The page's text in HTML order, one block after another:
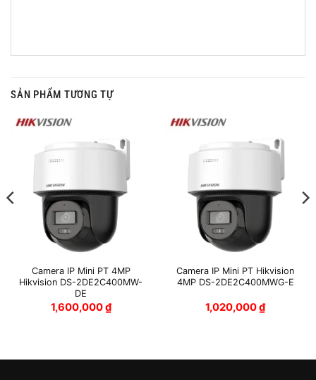
SẢN PHẨM TƯƠNG TỰ
Camera IP Mini PT 4MP
Hikvision DS-2DE2C400MW-
DE
1,600,000₫
Camera IP Mini PT Hikvision
4MP DS-2DE2C400MWG-E
1,020,000₫